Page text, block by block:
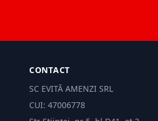
CONTACT
SC EVITĂ AMENZI SRL
CUI: 47006778